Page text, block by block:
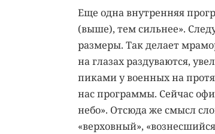
Еще одна внутренняя
(выше), тем сильнее».
размеры. Так делает
на глазах раздуваются,
пиками у военных на
нас программы. Сейчас
небо». Отсюда же смысл
«верховный»,